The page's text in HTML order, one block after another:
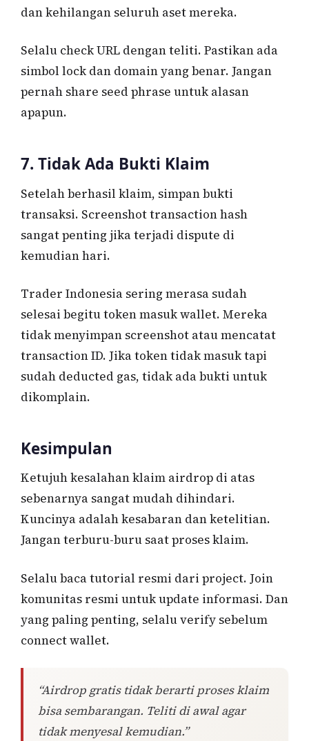
dan kehilangan seluruh aset mereka.
Selalu check URL dengan teliti. Pastikan ada
simbol lock dan domain yang benar. Jangan
pernah share seed phrase untuk alasan
apapun.
7. Tidak Ada Bukti Klaim
Setelah berhasil klaim, simpan bukti
transaksi. Screenshot transaction hash
sangat penting jika terjadi dispute di
kemudian hari.
Trader Indonesia sering merasa sudah
selesai begitu token masuk wallet. Mereka
tidak menyimpan screenshot atau mencatat
transaction ID. Jika token tidak masuk tapi
sudah deducted gas, tidak ada bukti untuk
dikomplain.
Kesimpulan
Ketujuh kesalahan klaim airdrop di atas
sebenarnya sangat mudah dihindari.
Kuncinya adalah kesabaran dan ketelitian.
Jangan terburu-buru saat proses klaim.
Selalu baca tutorial resmi dari project. Join
komunitas resmi untuk update informasi. Dan
yang paling penting, selalu verify sebelum
connect wallet.
“Airdrop gratis tidak berarti proses klaim
bisa sembarangan. Teliti di awal agar
tidak menyesal kemudian.”